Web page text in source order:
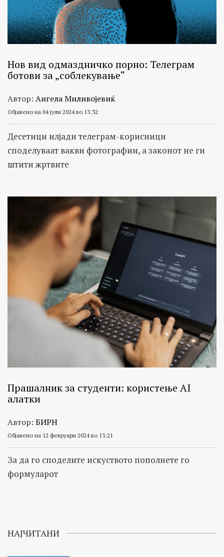
Нов вид одмаздничко порно: Телеграм
ботови за „соблекување“
Автор: Ангела Миливојевиќ
Објавено на 04 јули 2024 во 13:32
Десетици илјади телеграм-корисници
споделуваат вакви фотографии, а законот не ги
штити жртвите
Прашалник за студенти: користење AI
алатки
Автор: БИРН
Објавено на 12 февруари 2024 во 13:21
За да го споделите искуството пополнете го
формуларот
НАЈЧИТАНИ